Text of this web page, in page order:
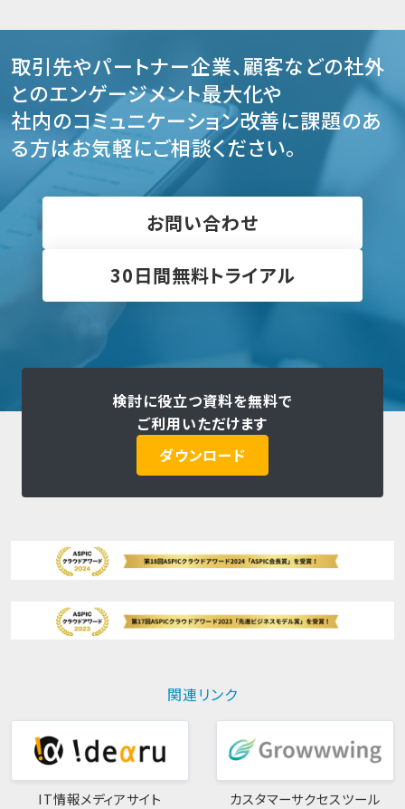
取引先やパートナー企業、顧客などの社外
とのエンゲージメント最大化や
社内のコミュニケーション改善に課題のあ
る方はお気軽にご相談ください。
お問い合わせ
30日間無料トライアル
検討に役立つ資料を無料で
ご利用いただけます
ダウンロード
関連リンク
IT情報メディアサイト カスタマーサクセスツール